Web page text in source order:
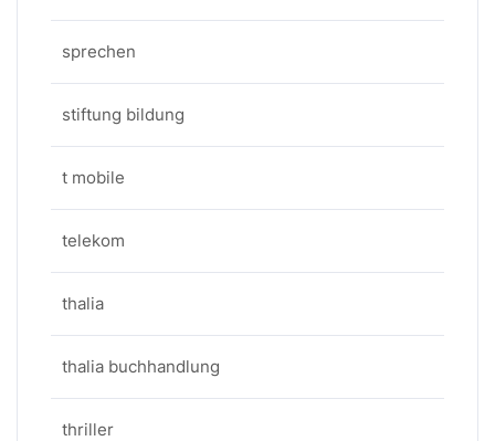
sprechen
stiftung bildung
t mobile
telekom
thalia
thalia buchhandlung
thriller